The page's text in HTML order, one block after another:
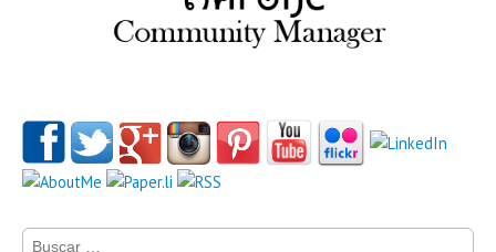
Buscar: